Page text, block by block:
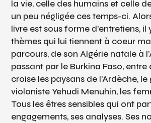
la vie, celle des humains et celle
un peu négligée ces temps-ci.
livre est sous forme d’entretiens, il
thèmes qui lui tiennent à coeur
parcours, de son Algérie natale à
passant par le Burkina Faso, entre
croise les paysans de l’Ardèche, le
violoniste Yehudi Menuhin, les
Tous les êtres sensibles qui ont
engagements, ses analyses. Ses